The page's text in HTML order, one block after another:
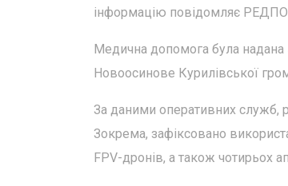
інформацію повідомляє
Медична допомога була надана
Новоосинове Курилівської
За даними оперативних служб,
Зокрема, зафіксовано
FPV-дронів, а також чотирьох